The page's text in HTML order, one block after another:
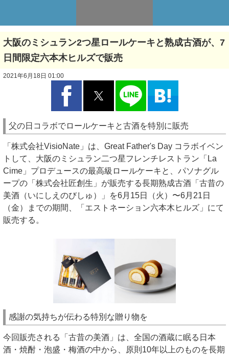
大阪のミシュラン2つ星ロールケーキと熟成古酒が、7
日間限定六本木ヒルズで販売
2021年6月18日 01:00
父の日コラボでロールケーキと古酒を特別に販売
「株式会社VisioNate」は、Great Father's Day コラボイベン
トして、大阪のミシュラン二つ星フレンチレストラン「La
Cime」プロデュースの最高級ロールケーキと、パソナグル
ープの「株式会社匠創生」が販売する長期熟成古酒「古昔の
美酒（いにしえのびしゅ）」を6月15日（火）〜6月21日
（金）までの期間、「エストネーション六本木ヒルズ」にて
販売する。
感謝の気持ちが伝わる特別な贈り物を
今回販売される「古昔の美酒」は、全国の酒蔵に眠る日本
酒・焼酎・泡盛・梅酒の中から、原則10年以上のものを長期